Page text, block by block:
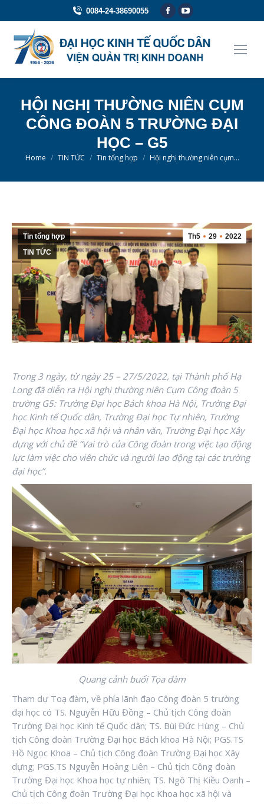
0084-24-38690055
Facebook
opens
in
YouTube
opens
in
HỘI NGHỊ THƯỜNG NIÊN CỤM
CÔNG ĐOÀN 5 TRƯỜNG ĐẠI
HỌC – G5
You are here:
Home TIN TỨC Tin tổng hợp Hội nghị thường niên cụm…
Th5 29 2022
Tin tổng hợp
TIN TỨC
Trong 3 ngày, từ ngày 25 – 27/5/2022, tại Thành phố Hạ
Long đã diễn ra Hội nghị thường niên Cụm Công đoàn 5
trường G5: Trường Đại học Bách khoa Hà Nội, Trường Đại
học Kinh tế Quốc dân, Trường Đại học Tự nhiên, Trường
Đại học Khoa học xã hội và nhân văn, Trường Đại học Xây
dựng với chủ đề “Vai trò của Công đoàn trong việc tạo động
lực làm việc cho viên chức và người lao động tại các trường
đại học”.
Quang cảnh buổi Tọa đàm
Tham dự Toạ đàm, về phía lãnh đạo Công đoàn 5 trường
đại học có TS. Nguyễn Hữu Đồng – Chủ tịch Công đoàn
Trường Đại học Kinh tế Quốc dân; TS. Bùi Đức Hùng – Chủ
tịch Công đoàn Trường Đại học Bách khoa Hà Nội; PGS.TS
Hồ Ngọc Khoa – Chủ tịch Công đoàn Trường Đại học Xây
dựng; PGS.TS Nguyễn Hoàng Liên – Chủ tịch Công đoàn
Trường Đại học Khoa học tự nhiên; TS. Ngô Thị Kiều Oanh –
Chủ tịch Công đoàn Trường Đại học Khoa học xã hội và